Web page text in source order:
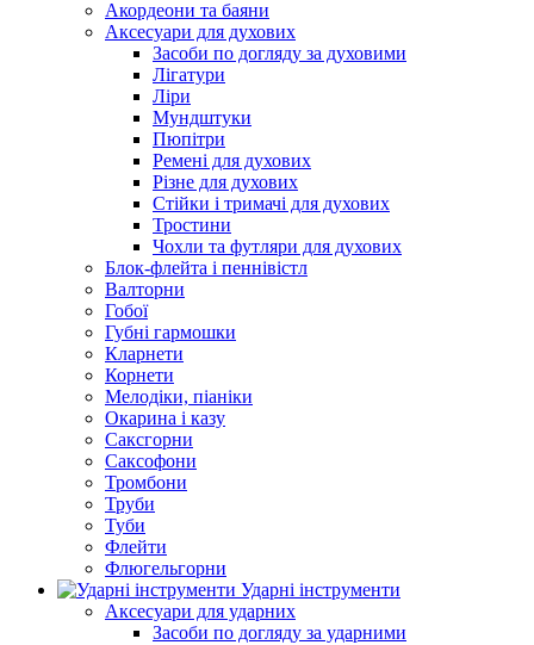
Акордеони та баяни
Аксесуари для духових
Засоби по догляду за духовими
Лігатури
Ліри
Мундштуки
Пюпітри
Ремені для духових
Різне для духових
Стійки і тримачі для духових
Тростини
Чохли та футляри для духових
Блок-флейта і пеннівістл
Валторни
Гобої
Губні гармошки
Кларнети
Корнети
Мелодіки, піаніки
Окарина і казу
Саксгорни
Саксофони
Тромбони
Труби
Туби
Флейти
Флюгельгорни
Ударні інструменти
Аксесуари для ударних
Засоби по догляду за ударними